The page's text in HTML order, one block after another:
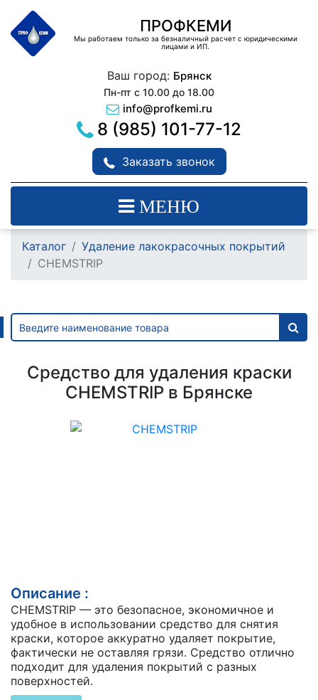
ПРОФКЕМИ
Мы работаем только за безналичный расчет с юридическими
лицами и ИП.
Ваш город: Брянск
Пн-пт с 10.00 до 18.00
info@profkemi.ru
8 (985) 101-77-12
Заказать звонок
МЕНЮ
Каталог
Удаление лакокрасочных покрытий
CHEMSTRIP
Средство для удаления краски
CHEMSTRIP в Брянске
Описание :
CHEMSTRIP — это безопасное, экономичное и
удобное в использовании средство для снятия
краски, которое аккуратно удаляет покрытие,
фактически не оставляя грязи. Средство отлично
подходит для удаления покрытий с разных
поверхностей.